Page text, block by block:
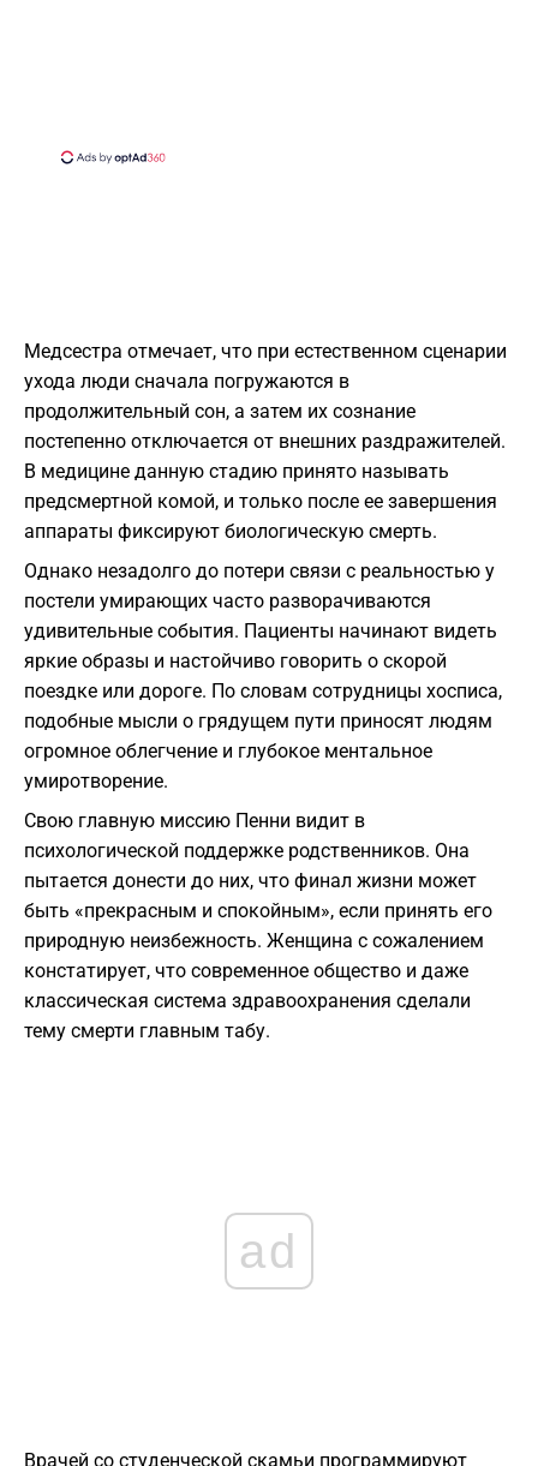
Медсестра отмечает, что при естественном сценарии
ухода люди сначала погружаются в
продолжительный сон, а затем их сознание
постепенно отключается от внешних раздражителей.
В медицине данную стадию принято называть
предсмертной комой, и только после ее завершения
аппараты фиксируют биологическую смерть.
Однако незадолго до потери связи с реальностью у
постели умирающих часто разворачиваются
удивительные события. Пациенты начинают видеть
яркие образы и настойчиво говорить о скорой
поездке или дороге. По словам сотрудницы хосписа,
подобные мысли о грядущем пути приносят людям
огромное облегчение и глубокое ментальное
умиротворение.
Свою главную миссию Пенни видит в
психологической поддержке родственников. Она
пытается донести до них, что финал жизни может
быть «прекрасным и спокойным», если принять его
природную неизбежность. Женщина с сожалением
констатирует, что современное общество и даже
классическая система здравоохранения сделали
тему смерти главным табу.
ad
Врачей со студенческой скамьи программируют